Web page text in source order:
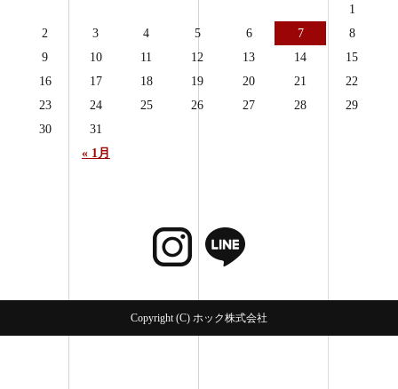
« 1月
1
2
3 4 5 6 7
8
9
10 11 12 13 14
15
16
17 18 19 20 21
22
23
24 25 26 27 28
29
30
31
Copyright (C) ホック株式会社